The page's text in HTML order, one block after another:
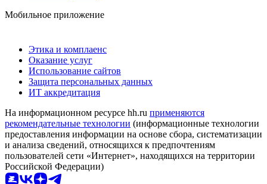
Мобильное приложение
Этика и комплаенс
Оказание услуг
Использование сайтов
Защита персональных данных
ИТ аккредитация
На информационном ресурсе hh.ru применяются
рекомендательные технологии (информационные технологии
предоставления информации на основе сбора, систематизации
и анализа сведений, относящихся к предпочтениям
пользователей сети «Интернет», находящихся на территории
Российской Федерации)